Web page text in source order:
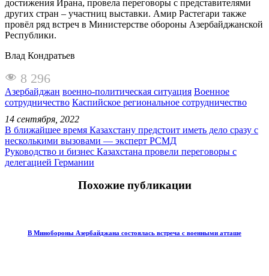
достижения Ирана, провела переговоры с представителями
других стран – участниц выставки. Амир Растегари также
провёл ряд встреч в Министерстве обороны Азербайджанской
Республики.
Влад Кондратьев
8 296
Азербайджан военно-политическая ситуация Военное
сотрудничество Каспийское региональное сотрудничество
14 сентября, 2022
В ближайшее время Казахстану предстоит иметь дело сразу с
несколькими вызовами — эксперт РСМД
Руководство и бизнес Казахстана провели переговоры с
делегацией Германии
Похожие публикации
В Минобороны Азербайджана состоялась встреча с военными атташе